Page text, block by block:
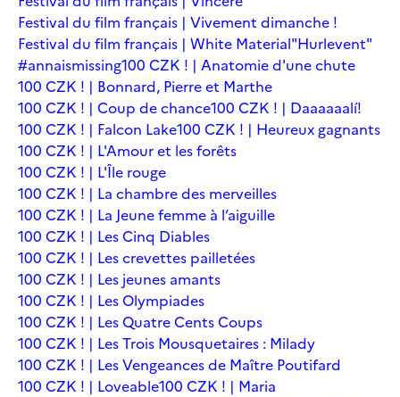
Festival du film français | Vivement dimanche !
Festival du film français | White Material"Hurlevent"
#annaismissing100 CZK ! | Anatomie d'une chute
100 CZK ! | Bonnard, Pierre et Marthe
100 CZK ! | Coup de chance100 CZK ! | Daaaaaalí!
100 CZK ! | Falcon Lake100 CZK ! | Heureux gagnants
100 CZK ! | L'Amour et les forêts
100 CZK ! | L'Île rouge
100 CZK ! | La chambre des merveilles
100 CZK ! | La Jeune femme à l’aiguille
100 CZK ! | Les Cinq Diables
100 CZK ! | Les crevettes pailletées
100 CZK ! | Les jeunes amants
100 CZK ! | Les Olympiades
100 CZK ! | Les Quatre Cents Coups
100 CZK ! | Les Trois Mousquetaires : Milady
100 CZK ! | Les Vengeances de Maître Poutifard
100 CZK ! | Loveable100 CZK ! | Maria